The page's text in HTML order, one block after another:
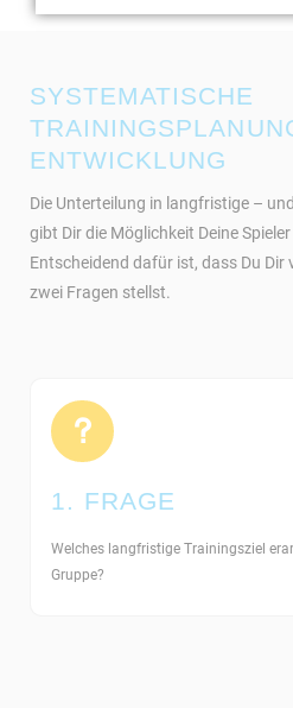
SYSTEMATISCHE
ENTWICKLUNG
Die Unterteilung in langfristige –
gibt Dir die Möglichkeit Deine
Entscheidend dafür ist, dass Du Dir
zwei Fragen stellst.
1. FRAGE
Welches langfristige Trainingsziel
Gruppe?